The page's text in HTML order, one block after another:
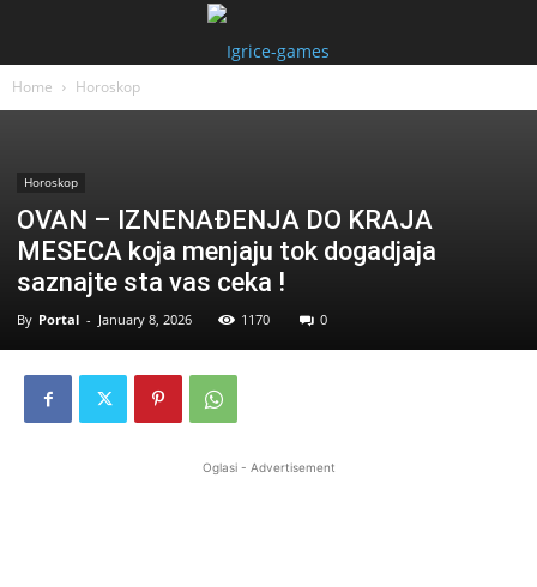
Home Horoskop
Horoskop
OVAN – IZNENAĐENJA DO KRAJA
MESECA koja menjaju tok dogadjaja
saznajte sta vas ceka !
By Portal - January 8, 2026 1170 0
Oglasi - Advertisement